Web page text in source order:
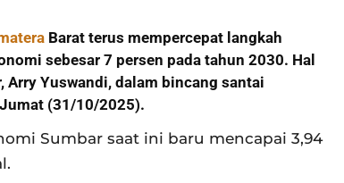
Barat terus mempercepat langkah
sebesar 7 persen pada tahun 2030. Hal
Arry Yuswandi, dalam bincang santai
(31/10/2025).
Sumbar saat ini baru mencapai 3,94